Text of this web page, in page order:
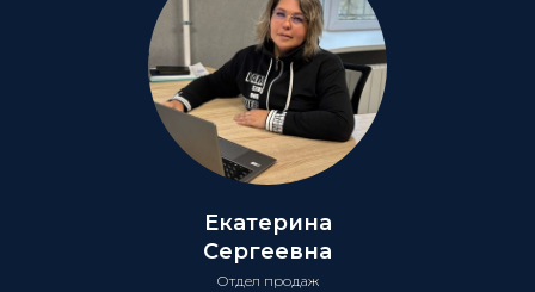
Екатерина
Сергеевна
Отдел продаж